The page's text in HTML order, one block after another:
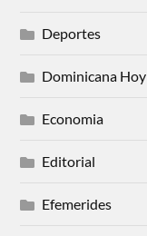
Deportes
Dominicana Hoy
Economia
Editorial
Efemerides